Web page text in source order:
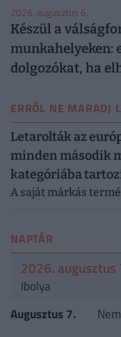
2026. augusztus 6.
Készül a
munkahelyeken:
dolgozókat, ha
ERRŐL NE MARADJ
Letarolták az
minden második
kategóriába
A saját márkás
NAPTÁR
2026. augusztus
Ibolya
Augusztus 7.